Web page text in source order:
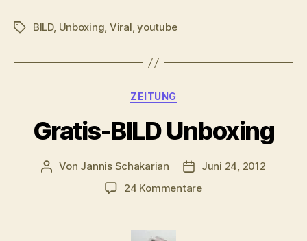
Schlagwörter
BILD, Unboxing, Viral,youtube
Kategorien
ZEITUNG
Gratis-BILD Unboxing
Beitragsautor
Von Jannis Schakarian Veröffentlichungsdatum
Juni 24, 2012
24 Kommentarezu